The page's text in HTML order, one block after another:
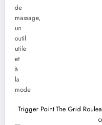
Trigger Point The Grid